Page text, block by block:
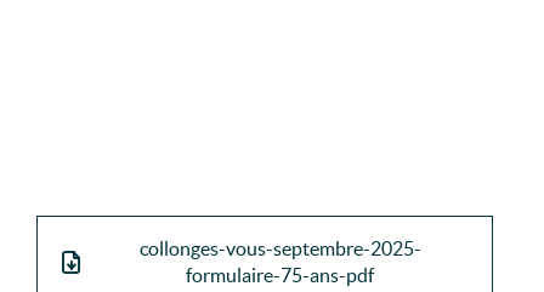
collonges-vous-septembre-2025-
formulaire-75-ans-pdf